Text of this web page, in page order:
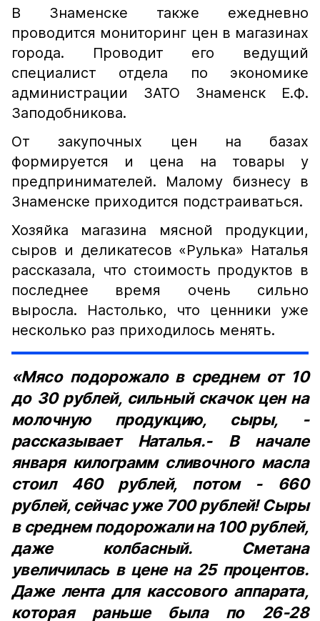
В Знаменске также ежедневно
проводится мониторинг цен в магазинах
города. Проводит его ведущий
специалист отдела по экономике
администрации ЗАТО Знаменск Е.Ф.
Заподобникова.
От закупочных цен на базах
формируется и цена на товары у
предпринимателей. Малому бизнесу в
Знаменске приходится подстраиваться.
Хозяйка магазина мясной продукции,
сыров и деликатесов «Рулька» Наталья
рассказала, что стоимость продуктов в
последнее время очень сильно
выросла. Настолько, что ценники уже
несколько раз приходилось менять.
«Мясо подорожало в среднем от 10
до 30 рублей, сильный скачок цен на
молочную продукцию, сыры, -
рассказывает Наталья.- В начале
января килограмм сливочного масла
стоил 460 рублей, потом - 660
рублей, сейчас уже 700 рублей! Сыры
в среднем подорожали на 100 рублей,
даже колбасный. Сметана
увеличилась в цене на 25 процентов.
Даже лента для кассового аппарата,
которая раньше была по 26-28